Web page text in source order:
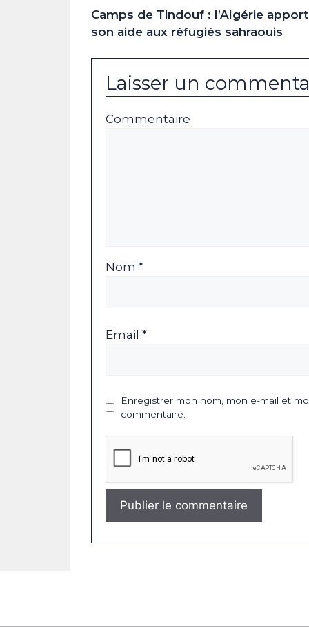
Camps de Tindouf : l’Algérie
son aide aux réfugiés sahraouis
Laisser un
Commentaire
Nom *
Email *
Enregistrer mon nom, mon e-mail et
commentaire.